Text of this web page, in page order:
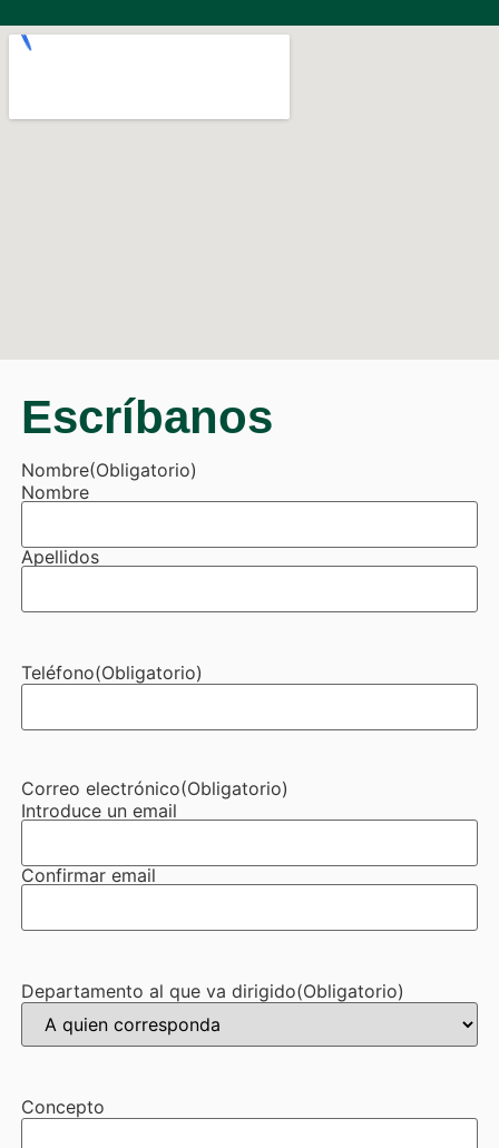
Escríbanos
Nombre(Obligatorio)
Nombre
Apellidos
Teléfono(Obligatorio)
Correo electrónico(Obligatorio)
Introduce un email
Confirmar email
Departamento al que va dirigido(Obligatorio)
Concepto